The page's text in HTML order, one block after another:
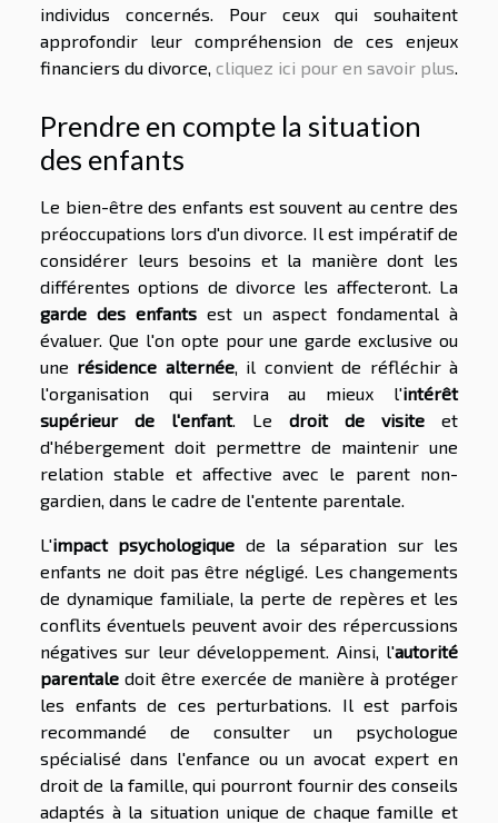
individus concernés. Pour ceux qui souhaitent
approfondir leur compréhension de ces enjeux
financiers du divorce, cliquez ici pour en savoir plus.
Prendre en compte la situation
des enfants
Le bien-être des enfants est souvent au centre des
préoccupations lors d'un divorce. Il est impératif de
considérer leurs besoins et la manière dont les
différentes options de divorce les affecteront. La
garde des enfants est un aspect fondamental à
évaluer. Que l'on opte pour une garde exclusive ou
une résidence alternée, il convient de réfléchir à
l'organisation qui servira au mieux l'intérêt
supérieur de l'enfant. Le droit de visite et
d'hébergement doit permettre de maintenir une
relation stable et affective avec le parent non-
gardien, dans le cadre de l'entente parentale.
L'impact psychologique de la séparation sur les
enfants ne doit pas être négligé. Les changements
de dynamique familiale, la perte de repères et les
conflits éventuels peuvent avoir des répercussions
négatives sur leur développement. Ainsi, l'autorité
parentale doit être exercée de manière à protéger
les enfants de ces perturbations. Il est parfois
recommandé de consulter un psychologue
spécialisé dans l'enfance ou un avocat expert en
droit de la famille, qui pourront fournir des conseils
adaptés à la situation unique de chaque famille et